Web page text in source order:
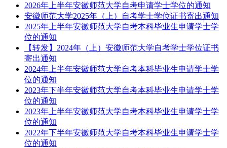
2026年上半年安徽师范大学自考申请学士学位的通知
安徽师范大学2025年（上）自考学士学位证书寄出通知
2025年上半年安徽师范大学自考本科毕业生申请学士学
位的通知
【转发】2024年（上）安徽师范大学自考学士学位证书
寄出通知
2024年上半年安徽师范大学自考本科毕业生申请学士学
位的通知
2023年下半年安徽师范大学自考本科毕业生申请学士学
位的通知
2023年上半年安徽师范大学自考本科毕业生申请学士学
位的通知
2022年下半年安徽师范大学自考本科毕业生申请学士学
位的通知